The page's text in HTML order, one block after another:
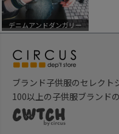
デニムアンドダンガリー
ブランド子供服のセレクト
100以上の子供服ブランド